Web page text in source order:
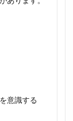
意識する